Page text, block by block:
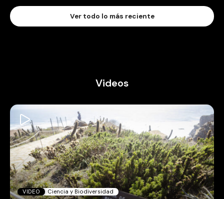
Ver todo lo más reciente
Videos
VIDEO Ciencia y Biodiversidad